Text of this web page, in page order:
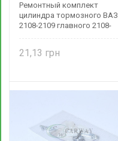
Ремонтный комплект
цилиндра тормозного ВАЗ
2108-2109 главного 2108-
21,13